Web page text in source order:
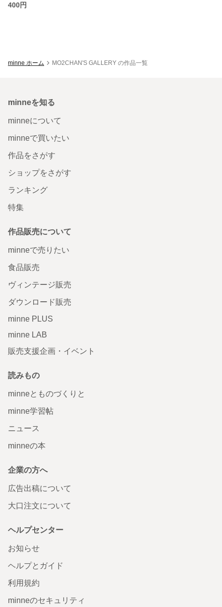
400円
minne ホーム MO2CHAN'S GALLERY の作品一覧
minneを知る
minneについて
minneで買いたい
作品をさがす
ショップをさがす
ランキング
特集
作品販売について
minneで売りたい
食品販売
ヴィンテージ販売
ダウンロード販売
minne PLUS
minne LAB
販売支援企画・イベント
読みもの
minneとものづくりと
minne学習帖
ニュース
minneの本
企業の方へ
広告出稿について
大口注文について
ヘルプセンター
お知らせ
ヘルプとガイド
利用規約
minneのセキュリティ